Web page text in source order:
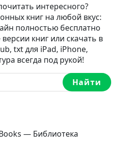
интересного?
книг на любой вкус:
полностью бесплатно
книг или скачать в
txt для iPad, iPhone,
всегда под рукой!
Найти
— Библиотека